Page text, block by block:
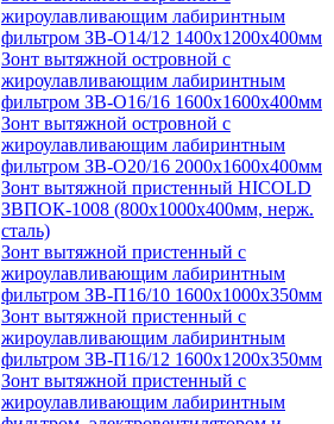
жироулавливающим лабиринтным
фильтром ЗВ-О14/12 1400х1200х400мм
Зонт вытяжной островной с
жироулавливающим лабиринтным
фильтром ЗВ-О16/16 1600х1600х400мм
Зонт вытяжной островной с
жироулавливающим лабиринтным
фильтром ЗВ-О20/16 2000х1600х400мм
Зонт вытяжной пристенный HICOLD
ЗВПОК-1008 (800х1000х400мм, нерж.
сталь)
Зонт вытяжной пристенный с
жироулавливающим лабиринтным
фильтром ЗВ-П16/10 1600х1000х350мм
Зонт вытяжной пристенный с
жироулавливающим лабиринтным
фильтром ЗВ-П16/12 1600х1200х350мм
Зонт вытяжной пристенный с
жироулавливающим лабиринтным